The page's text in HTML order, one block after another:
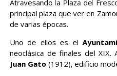
Atravesando la Plaza del
principal plaza que ver en
de varias épocas.
Uno de ellos es el
neoclásica de finales del XIX.
Juan Gato (1912), edificio